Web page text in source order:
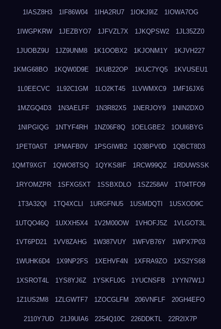
1IASZ8H3 1IF86W04 1IHA2RU7 1IOKJ9IZ 1IOWA7OG
1IWGPKRW 1JEZBYO7 1JFVZL7X 1JKQPSW2 1JL35ZZ0
1JUOBZ9U 1JZ9UNM8 1K1OOBX2 1KJONM1Y 1KJVH227
1KMG68BO 1KQW0D9E 1KUB22OP 1KUC7YQ5 1KVUSEU1
1L0EECVC 1L92C1GM 1LO2KT45 1LVWMXC9 1MF16JX6
1MZGQ4D3 1N3AELFF 1N3R82X5 1NERJOY9 1NIN2DXO
1NIPGIQG 1NTYF4RH 1NZ06F8Q 1OELGBE2 1OUI6BYG
1PET0A5T 1PMAFB0V 1PSGIWB2 1Q3BPV0D 1QBCT8D3
1QMT9XGT 1QWO8TSQ 1QYKS8IF 1RCW99QZ 1RDUWSSK
1RYOMZPR 1SFXG5XT 1SSBXDLO 1SZ258AV 1T04TFO9
1T3A32QI 1TQ4XCLI 1URGFNU5 1USMDQTI 1USXOD9C
1UTQO46Q 1UXXH5X4 1V2M00OW 1VHOFJ5Z 1VLGOT3L
1VT6PD21 1VV8ZAHG 1W387VUY 1WFVB76Y 1WPX7P03
1WUHK6D4 1X9NP2FS 1XEHVF4N 1XFRA9ZO 1XS2YS68
1XSROT4L 1YS8YJ6Z 1YSKFL0G 1YUCNSFB 1YYN7W1J
1Z1US2M8 1ZLGWTF7 1ZOCGLFM 206VNFLF 20GH4EFO
2110Y7UD 21J9UIA6 2254Q10C 226DDKTL 22R2IX7P